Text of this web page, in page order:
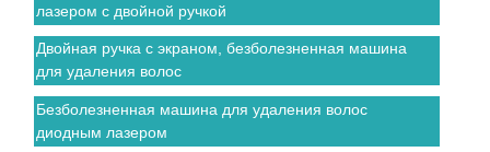
лазером с двойной ручкой
Двойная ручка с экраном, безболезненная машина
для удаления волос
Безболезненная машина для удаления волос
диодным лазером